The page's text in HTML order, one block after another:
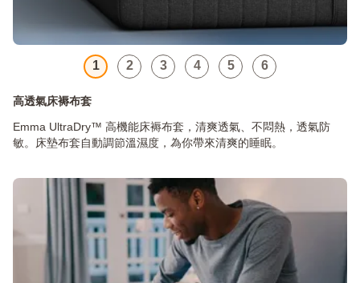
1 2 3 4 5 6
高透氣床褥布套
Emma UltraDry™ 高機能床褥布套，清爽透氣、不悶熱，透氣防
敏。床墊布套自動調節溫濕度，為你帶來清爽的睡眠。